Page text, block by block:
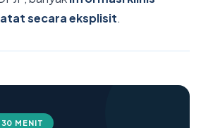
secara eksplisit.
MENIT